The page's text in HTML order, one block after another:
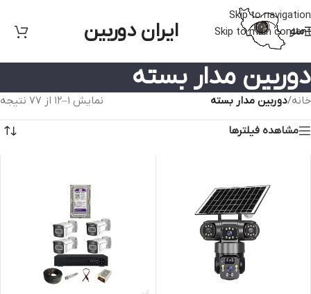
Skip to navigation
Skip to main content
منو ایران دوربین
دوربین مدار بسته
خانه/دوربین مدار بسته نمایش 1–12 از 77 نتیجه
مشاهده فیلترها